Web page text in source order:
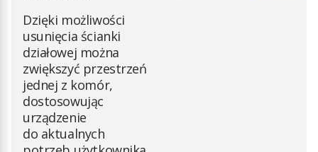
Dzięki możliwości
usunięcia ścianki
działowej można
zwiększyć przestrzeń
jednej z komór,
dostosowując
urządzenie
do aktualnych